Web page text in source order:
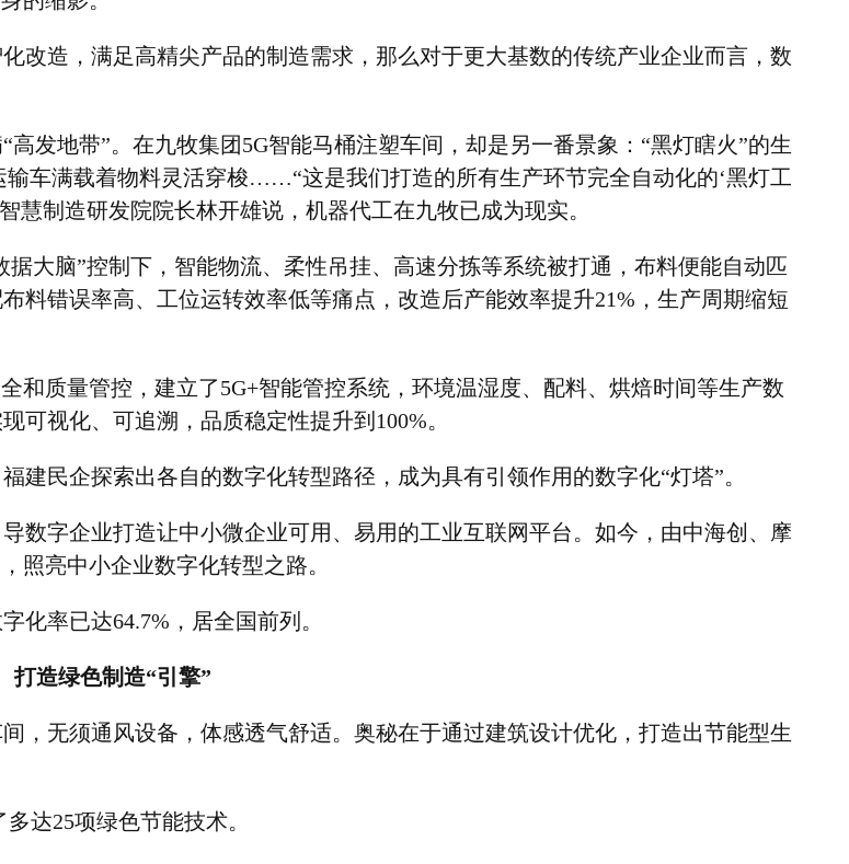
改造，满足高精尖产品的制造需求，那么对于更大基数的传统产业企业而言，数
“高发地带”。在九牧集团5G智能马桶注塑车间，却是另一番景象： “黑灯瞎火”的生
输车满载着物料灵活穿梭……“这是我们打造的所有生产环节完全自动化的‘黑灯工
慧制造研发院院长林开雄说，机器代工在九牧已成为现实。
据大脑”控制下，智能物流、柔性吊挂、高速分拣等系统被打通，布料便能自动匹
料错误率高、工位运转效率低等痛点，改造后产能效率提升21% ，生产周期缩短
和质量管控，建立了5G+智能管控系统，环境温湿度、配料、烘焙时间等生产数
可视化、可追溯，品质稳定性提升到 100%。
建民企探索出各自的数字化转型路径，成为具有引领作用的数字化“灯塔”。
数字企业打造让中小微企业可用、易用的工业互联网平台。如今，由中海创、摩
，照亮中小企业数字化转型之路。
化率已达64.7% ，居全国前列。
打造绿色制造“引擎”
，无须通风设备，体感透气舒适。奥秘在于通过建筑设计优化，打造出节能型生
多达25项绿色节能技术。